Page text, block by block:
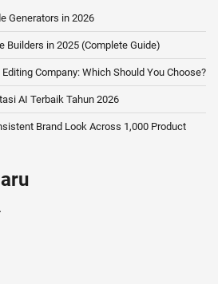
Generators in 2026
Builders in 2025 (Complete Guide)
Company: Which Should You Choose?
AI Terbaik Tahun 2026
Brand Look Across 1,000 Product